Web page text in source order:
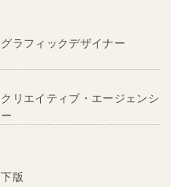
グラフィックデザイナー
クリエイティブ・エージェンシ
ー
下版